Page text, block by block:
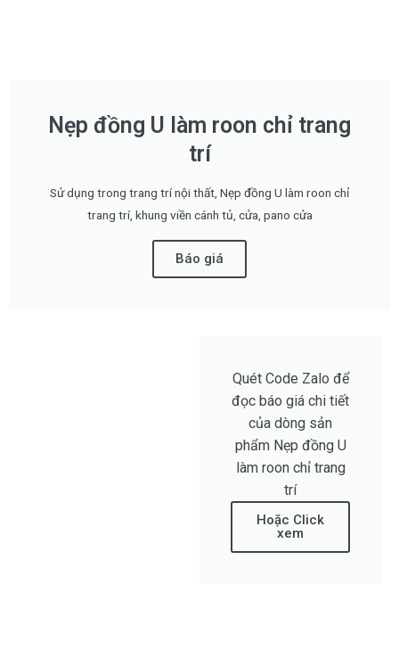
Nẹp đồng U làm roon chỉ trang
trí
Sử dụng trong trang trí nội thất, Nẹp đồng U làm roon chỉ
trang trí, khung viền cánh tủ, cửa, pano cửa
Báo giá
Quét Code Zalo để
đọc báo giá chi tiết
của dòng sản
phẩm Nẹp đồng U
làm roon chỉ trang
trí
Hoặc Click
xem